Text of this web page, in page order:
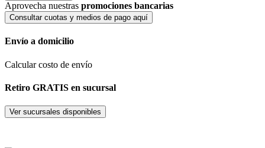
Aprovecha nuestras promociones bancarias
Consultar cuotas y medios de pago aquí
Envío a domicilio
Calcular costo de envío
Retiro GRATIS en sucursal
Ver sucursales disponibles